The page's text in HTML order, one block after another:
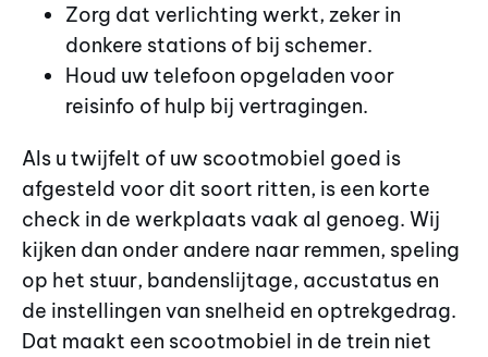
Zorg dat verlichting werkt, zeker in
donkere stations of bij schemer.
Houd uw telefoon opgeladen voor
reisinfo of hulp bij vertragingen.
Als u twijfelt of uw scootmobiel goed is
afgesteld voor dit soort ritten, is een korte
check in de werkplaats vaak al genoeg. Wij
kijken dan onder andere naar remmen, speling
op het stuur, bandenslijtage, accustatus en
de instellingen van snelheid en optrekgedrag.
Dat maakt een scootmobiel in de trein niet